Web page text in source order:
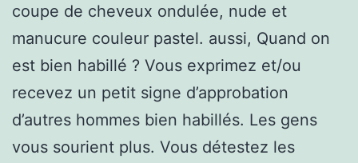
coupe de cheveux ondulée, nude et
manucure couleur pastel. aussi, Quand on
est bien habillé ? Vous exprimez et/ou
recevez un petit signe d’approbation
d’autres hommes bien habillés. Les gens
vous sourient plus. Vous détestez les